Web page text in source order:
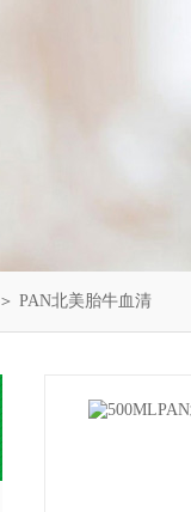
＞ PAN北美胎牛血清